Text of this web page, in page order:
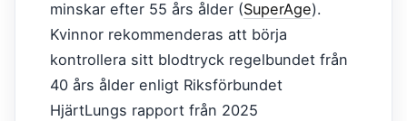
minskar efter 55 års ålder (SuperAge).
Kvinnor rekommenderas att börja
kontrollera sitt blodtryck regelbundet från
40 års ålder enligt Riksförbundet
HjärtLungs rapport från 2025